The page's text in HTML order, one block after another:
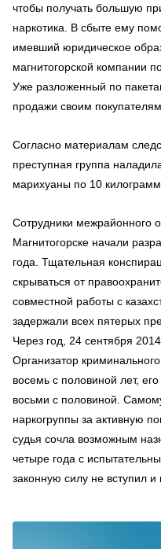
чтобы получать большую
наркотика. В сбыте ему
имевший юридическое
магнитогорской компании
Уже разложенный по
продажи своим покупателям.
Согласно материалам
преступная группа
марихуаны по 10
Сотрудники межрайонного
Магнитогорске начали
года. Тщательная
скрываться от
совместной работы с
задержали всех пятерых
Через год, 24 сентября
Организатор
восемь с половиной лет,
восьми с половиной.
наркогруппы за активную
судья сочла возможным
четыре года с
законную силу не вступил